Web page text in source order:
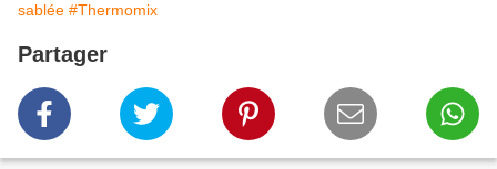
sablée #Thermomix
Partager